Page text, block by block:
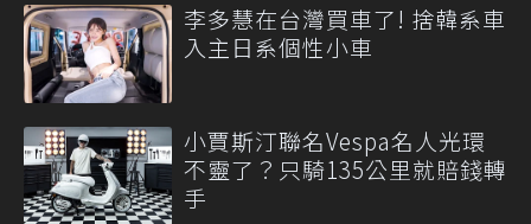
李多慧在台灣買車了! 捨韓系車
入主日系個性小車
小賈斯汀聯名Vespa名人光環
不靈了？只騎135公里就賠錢轉
手